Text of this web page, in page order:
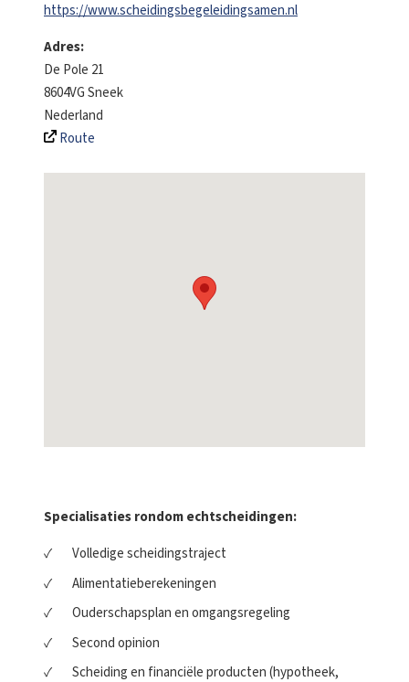
https://www.scheidingsbegeleidingsamen.nl
Adres:
De Pole 21
8604VG Sneek
Nederland
Route
Specialisaties rondom echtscheidingen:
Volledige scheidingstraject
Alimentatieberekeningen
Ouderschapsplan en omgangsregeling
Second opinion
Scheiding en financiële producten (hypotheek,